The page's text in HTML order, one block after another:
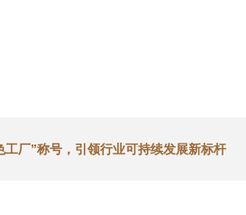
厂”称号，引领行业可持续发展新标杆